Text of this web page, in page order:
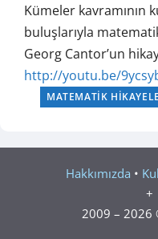
Kümeler kavramının
buluşlarıyla
Georg Cantor’un
http://youtu.be/
MATEMATIK
Hakkımızda •
2009 – 2026